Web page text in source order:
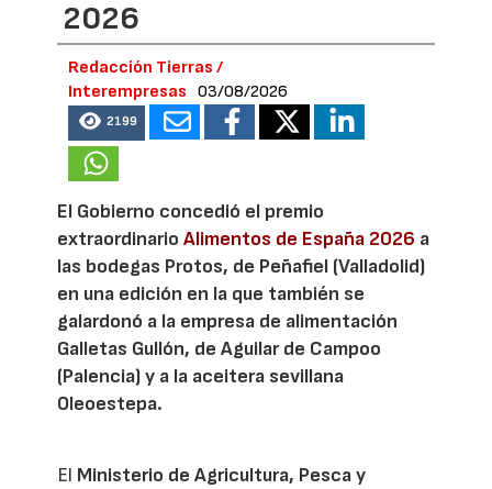
2026
Redacción Tierras /
Interempresas
03/08/2026
2199
El Gobierno concedió el premio
extraordinarioAlimentos de España 2026 a
las bodegas Protos, de Peñafiel (Valladolid)
en una edición en la que también se
galardonó a la empresa de alimentación
Galletas Gullón, de Aguilar de Campoo
(Palencia) y a la aceitera sevillana
Oleoestepa.
El Ministerio de Agricultura, Pesca y